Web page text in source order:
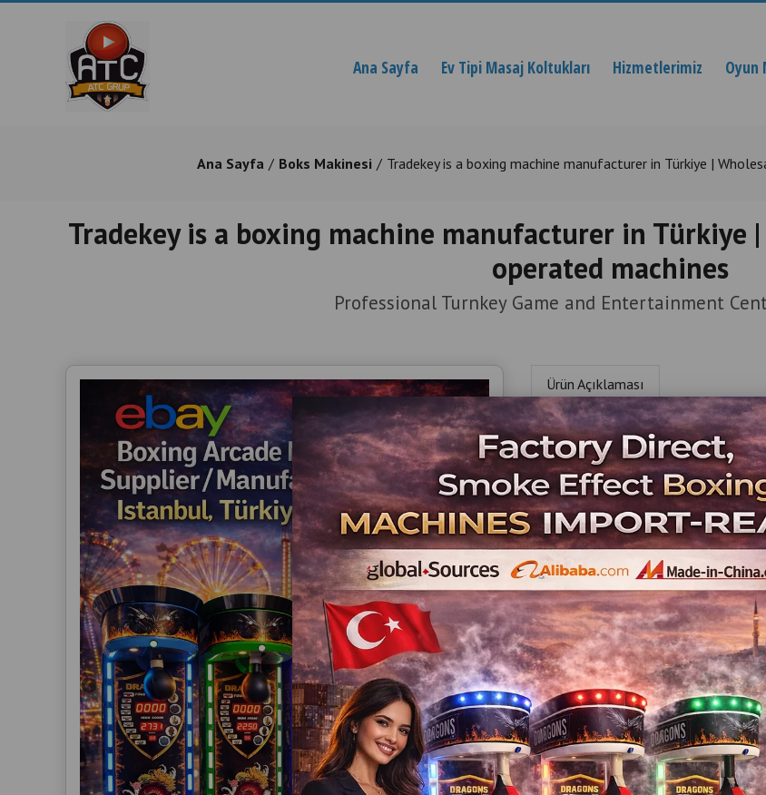
Ana Sayfa Ev Tipi Masaj Koltukları Hizmetlerimiz Oyun
Ana Sayfa Boks Makinesi Tradekey is a boxing machine manufacturer in Türkiye |
Tradekey is a boxing machine manufacturer in Türkiye
operated machines
Professional Turnkey Game and Entertainment
Ürün Açıklaması
Tradekey is a
Türkiye |
tradekey-is-a-boxing-
Tradekey,
Ticari
Tradekey , boxing , machine ,
operated , machines , Tradekey ,
,